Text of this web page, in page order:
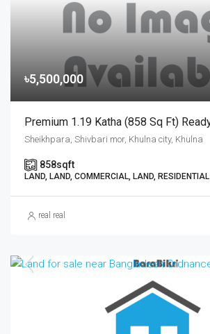
৳5,500,000
Sheikhpara, Shivbari mor, Khulna city, Khulna
858sqft
LAND, LAND, COMMERCIAL, LAND, RESIDENTIAL
real real